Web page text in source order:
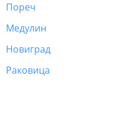
Пореч
Медулин
Новиград
Раковица